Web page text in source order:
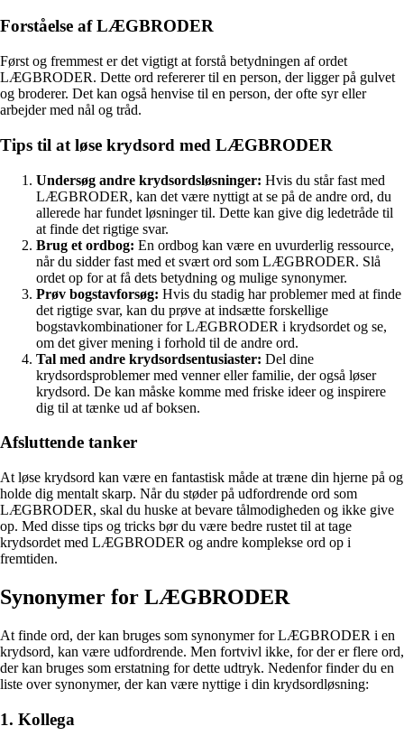
Forståelse af LÆGBRODER
Først og fremmest er det vigtigt at forstå betydningen af ordet
LÆGBRODER. Dette ord refererer til en person, der ligger på gulvet
og broderer. Det kan også henvise til en person, der ofte syr eller
arbejder med nål og tråd.
Tips til at løse krydsord med LÆGBRODER
Undersøg andre krydsordsløsninger: Hvis du står fast med
LÆGBRODER, kan det være nyttigt at se på de andre ord, du
allerede har fundet løsninger til. Dette kan give dig ledetråde til
at finde det rigtige svar.
Brug et ordbog: En ordbog kan være en uvurderlig ressource,
når du sidder fast med et svært ord som LÆGBRODER. Slå
ordet op for at få dets betydning og mulige synonymer.
Prøv bogstavforsøg: Hvis du stadig har problemer med at finde
det rigtige svar, kan du prøve at indsætte forskellige
bogstavkombinationer for LÆGBRODER i krydsordet og se,
om det giver mening i forhold til de andre ord.
Tal med andre krydsordsentusiaster: Del dine
krydsordsproblemer med venner eller familie, der også løser
krydsord. De kan måske komme med friske ideer og inspirere
dig til at tænke ud af boksen.
Afsluttende tanker
At løse krydsord kan være en fantastisk måde at træne din hjerne på og
holde dig mentalt skarp. Når du støder på udfordrende ord som
LÆGBRODER, skal du huske at bevare tålmodigheden og ikke give
op. Med disse tips og tricks bør du være bedre rustet til at tage
krydsordet med LÆGBRODER og andre komplekse ord op i
fremtiden.
Synonymer for LÆGBRODER
At finde ord, der kan bruges som synonymer for LÆGBRODER i en
krydsord, kan være udfordrende. Men fortvivl ikke, for der er flere ord,
der kan bruges som erstatning for dette udtryk. Nedenfor finder du en
liste over synonymer, der kan være nyttige i din krydsordløsning:
1. Kollega